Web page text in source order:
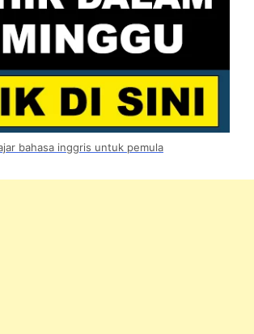
bahasa inggris untuk pemula